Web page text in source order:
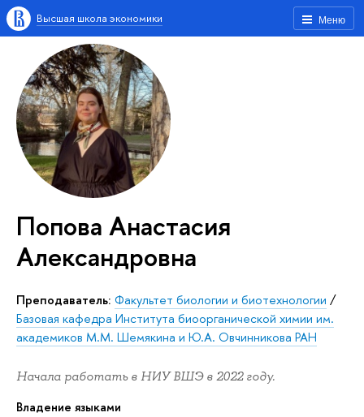
Меню
Высшая школа экономики
Попова Анастасия
Александровна
Преподаватель: Факультет биологии и биотехнологии /
Базовая кафедра Института биоорганической химии им.
академиков М.М. Шемякина и Ю.А. Овчинникова РАН
Начала работать в НИУ ВШЭ в 2022 году.
Владение языками